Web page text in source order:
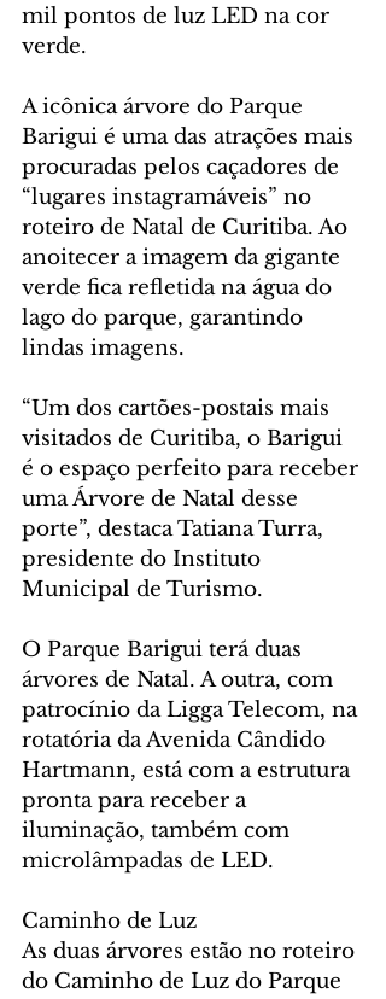
mil pontos de luz LED na cor
verde.
A icônica árvore do Parque
Barigui é uma das atrações mais
procuradas pelos caçadores de
“lugares instagramáveis” no
roteiro de Natal de Curitiba. Ao
anoitecer a imagem da gigante
verde fica refletida na água do
lago do parque, garantindo
lindas imagens.
“Um dos cartões-postais mais
visitados de Curitiba, o Barigui
é o espaço perfeito para receber
uma Árvore de Natal desse
porte”, destaca Tatiana Turra,
presidente do Instituto
Municipal de Turismo.
O Parque Barigui terá duas
árvores de Natal. A outra, com
patrocínio da Ligga Telecom, na
rotatória da Avenida Cândido
Hartmann, está com a estrutura
pronta para receber a
iluminação, também com
microlâmpadas de LED.
Caminho de Luz
As duas árvores estão no roteiro
do Caminho de Luz do Parque